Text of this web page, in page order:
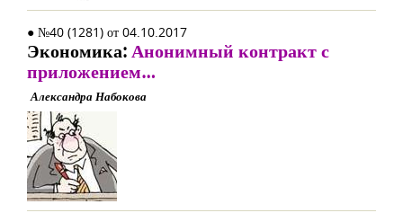
● №40 (1281) от 04.10.2017
Экономика:Анонимный контракт с
приложением…
Александра Набокова